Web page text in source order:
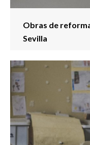
Obras de
Sevilla